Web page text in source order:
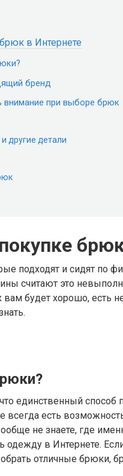
в Интернете
бренд
внимание при выборе брюк
другие детали
подходят и сидят по
считают это
будет хорошо, есть
единственный
всегда есть
не знаете, где
одежду в Интернете.
отличные брюки,